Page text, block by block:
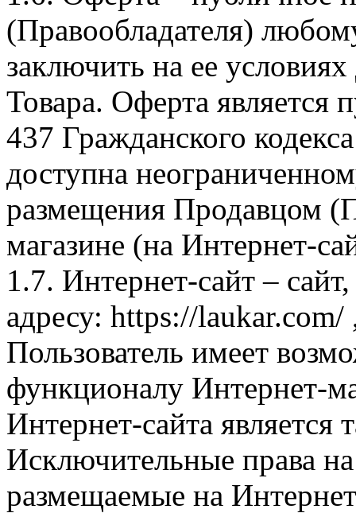
(Правообладателя)
заключить на ее
Товара. Оферта является
437 Гражданского
доступна
размещения Продавцом
магазине (на Интернет-
1.7. Интернет-сайт –
адресу: https://laukar.com/
Пользователь имеет
функционалу Интернет-
Интернет-сайта
Исключительные права
размещаемые на